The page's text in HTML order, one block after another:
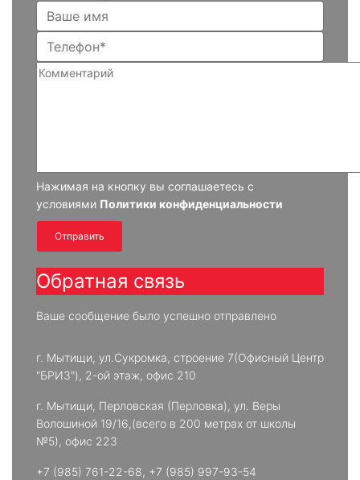
Нажимая на кнопку вы соглашаетесь с
условиями Политики конфиденциальности
Отправить
Обратная связь
Ваше сообщение было успешно отправлено
г. Мытищи, ул.Сукромка, строение 7(Офисный Центр
"БРИЗ"), 2-ой этаж, офис 210
г. Мытищи, Перловская (Перловка), ул. Веры
Волошиной 19/16,(всего в 200 метрах от школы
№5), офис 223
+7 (985) 761-22-68, +7 (985) 997-93-54